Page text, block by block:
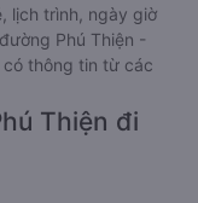
lịch trình, ngày giờ
Phú Thiện -
có thông tin từ các
Thiện đi